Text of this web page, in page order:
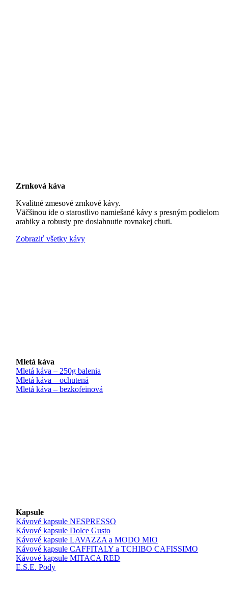
Zrnková káva
Kvalitné zmesové zrnkové kávy.
Väčšinou ide o starostlivo namiešané kávy s presným podielom
arabiky a robusty pre dosiahnutie rovnakej chuti.
Zobraziť všetky kávy
Mletá káva
Mletá káva – 250g balenia
Mletá káva – ochutená
Mletá káva – bezkofeinová
Kapsule
Kávové kapsule NESPRESSO
Kávové kapsule Dolce Gusto
Kávové kapsule LAVAZZA a MODO MIO
Kávové kapsule CAFFITALY a TCHIBO CAFISSIMO
Kávové kapsule MITACA RED
E.S.E. Pody